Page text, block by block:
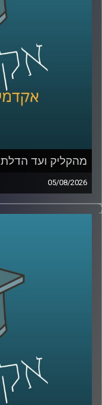
מהקליק ועד
05/08/2026
כולנו מזמינים היום
תרופות, אפילו את
שגורמת לנו לחזור
דאטה, לוגיסטיקה
כדי לדבר על כל זה
נדבר על מה באמת
ארגונים חושבים על
לשנות את הדרך שבה
קרדיט תמונות: